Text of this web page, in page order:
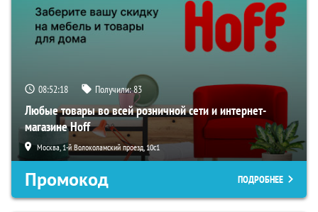
08:52:17 Получили:83
Любые товары во всей розничной сети и интернет-
магазине Hoff
Москва, 1-й Волоколамский проезд, 10с1
Промокод ПОДРОБНЕЕ